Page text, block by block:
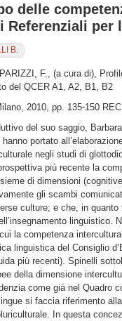
delle
Referenziali per
B.
F., (a cura di),
del QCER A1, A2, B1, B2
2010, pp. 135-150
del suo saggio,
portato
negli studi di
più recente la
di dimensioni
gli scambi
culture; e che, in
linguistico.
la competenza
linguistica del Consiglio
più recenti). Spinelli
della dimensione
come già nel Quadro
si faccia riferimento
In questa